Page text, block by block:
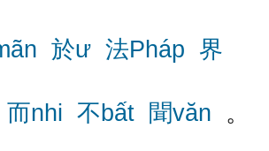
於ư 法Pháp 界
而nhi 不bất 聞văn 。